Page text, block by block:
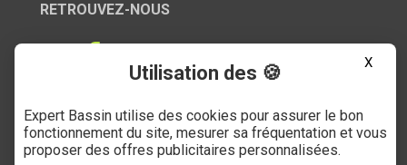
RETROUVEZ-NOUS
SERVICE CLIENT
X
Utilisation des 🍪
Expert Bassin utilise des cookies pour assurer le bon
fonctionnement du site, mesurer sa fréquentation et vous
proposer des offres publicitaires personnalisées.